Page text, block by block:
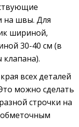
на швы. Для
шириной,
30-40 см (в
всех деталей
можно сделать
строчки на